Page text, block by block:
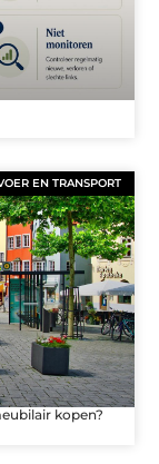
EN TRANSPORT
kopen?